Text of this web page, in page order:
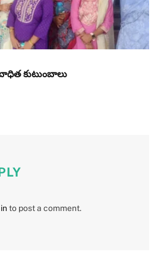
కుటుంబాలు
to post a comment.